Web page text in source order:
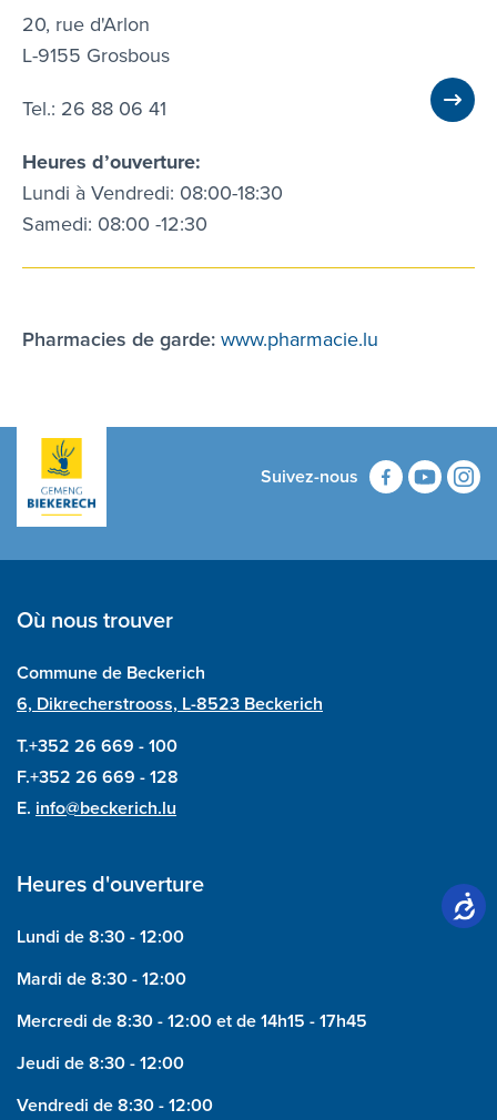
20, rue d'Arlon
L-9155 Grosbous
Tel.: 26 88 06 41
Heures d’ouverture:
Lundi à Vendredi: 08:00-18:30
Samedi: 08:00 -12:30
Pharmacies de garde:www.pharmacie.lu
Suivez-nous
Où nous trouver
Commune de Beckerich
6, Dikrecherstrooss, L-8523 Beckerich
T.+352 26 669 - 100
F.+352 26 669 - 128
E. info@beckerich.lu
Heures d'ouverture
Lundi de 8:30 - 12:00
Mardi de 8:30 - 12:00
Mercredi de 8:30 - 12:00 et de 14h15 - 17h45
Jeudi de 8:30 - 12:00
Vendredi de 8:30 - 12:00